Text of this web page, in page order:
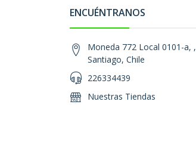
ENCUÉNTRANOS
Moneda 772 Local 0101-a, ,
Santiago, Chile
226334439
Nuestras Tiendas